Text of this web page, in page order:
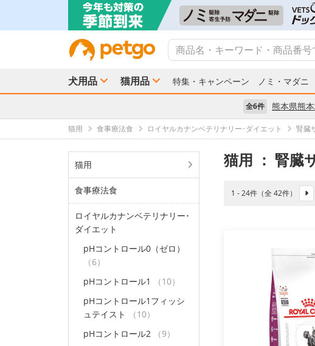
犬用品 猫用品 特集・キャンペーン ノミ・マダニ
全6件 熊本県熊
猫用 食事療法食 ロイヤルカナンベテリナリー･ダイエット 腎臓
猫用
食事療法食
ロイヤルカナンベテリナリー･
ダイエット
pHコントロール0（ゼロ）
（6）
pHコントロール1
（10）
pHコントロール1フィッシ
ュテイスト
（10）
pHコントロール2
（9）
猫用 ： 腎臓
1 - 24件（全 42件）